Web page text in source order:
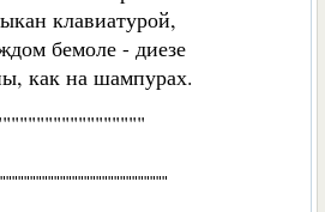
клавиатурой,
бемоле - диезе
как на шампурах.